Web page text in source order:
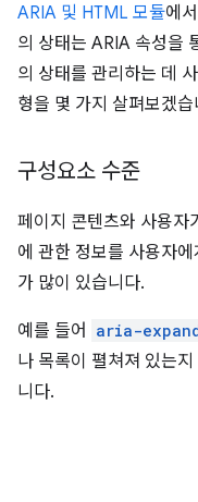
ARIA 및 HTML 모듈에
의 상태는 ARIA 속성을
의 상태를 관리하는 데
형을 몇 가지 살펴보겠습
구성요소 수준
페이지 콘텐츠와 사용자
에 관한 정보를 사용자
가 많이 있습니다.
예를 들어 aria-
나 목록이 펼쳐져 있는
니다.